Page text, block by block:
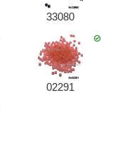
33080
02291